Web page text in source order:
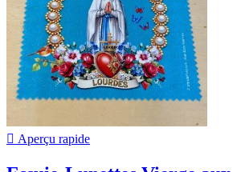
 Aperçu rapide